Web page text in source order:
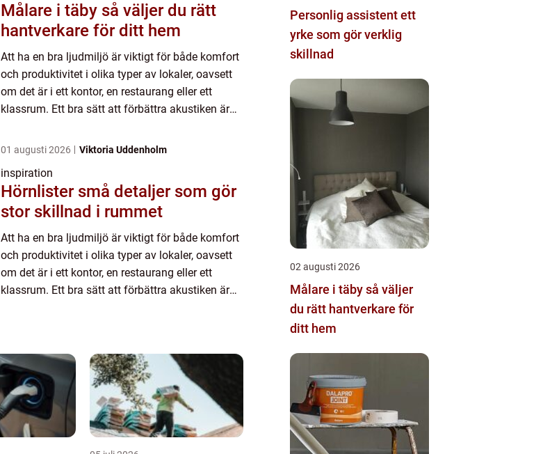
Målare i täby så väljer du rätt
hantverkare för ditt hem
Att ha en bra ljudmiljö är viktigt för både komfort
och produktivitet i olika typer av lokaler, oavsett
om det är i ett kontor, en restaurang eller ett
klassrum. Ett bra sätt att förbättra akustiken är
01 augusti 2026 Viktoria Uddenholm
inspiration
Hörnlister små detaljer som gör
stor skillnad i rummet
Att ha en bra ljudmiljö är viktigt för både komfort
och produktivitet i olika typer av lokaler, oavsett
om det är i ett kontor, en restaurang eller ett
klassrum. Ett bra sätt att förbättra akustiken är
Personlig assistent ett
yrke som gör verklig
skillnad
02 augusti 2026
Målare i täby så väljer
du rätt hantverkare för
ditt hem